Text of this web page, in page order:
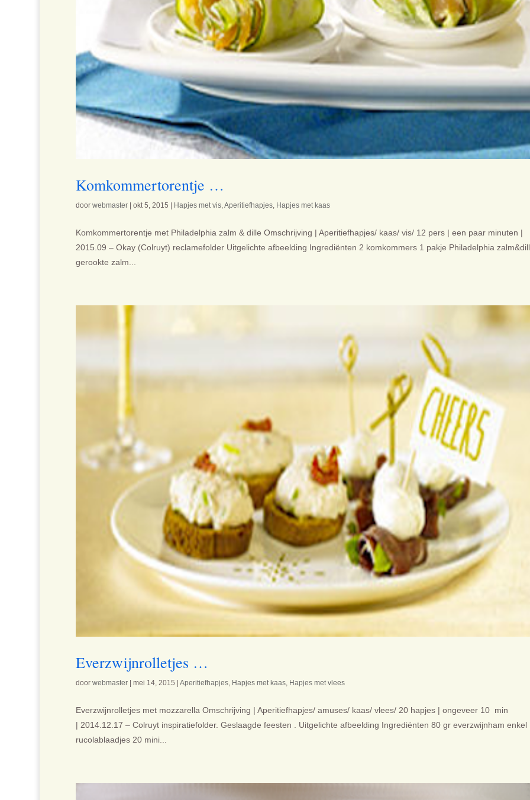
Komkommertorentje …
door webmaster| okt 5, 2015 | Hapjes met vis,Aperitiefhapjes, Hapjes met kaas
Komkommertorentje met Philadelphia zalm & dille Omschrijving | Aperitiefhapjes/ kaas/ vis/ 12 pers | een paar minuten |
2015.09 – Okay (Colruyt) reclamefolder Uitgelichte afbeelding Ingrediënten 2 komkommers 1 pakje Philadelphia
gerookte zalm...
Everzwijnrolletjes …
door webmaster| mei 14, 2015 | Aperitiefhapjes, Hapjes met kaas, Hapjes met vlees
Everzwijnrolletjes met mozzarella Omschrijving | Aperitiefhapjes/ amuses/ kaas/ vlees/ 20 hapjes | ongeveer 10 min
| 2014.12.17 – Colruyt inspiratiefolder. Geslaagde feesten . Uitgelichte afbeelding Ingrediënten 80 gr everzwijnham enkel
rucolablaadjes 20 mini...